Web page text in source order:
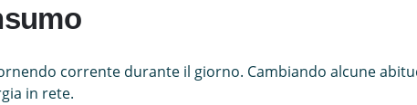
corrente durante il giorno. Cambiando alcune
in rete.